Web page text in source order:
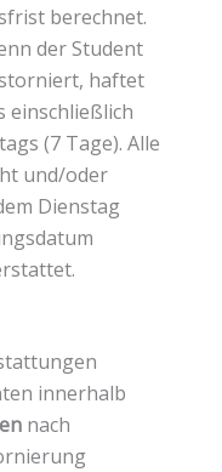
berechnet.
der Student
haftet
einschließlich
(7 Tage). Alle
und/oder
Dienstag
innerhalb
nach